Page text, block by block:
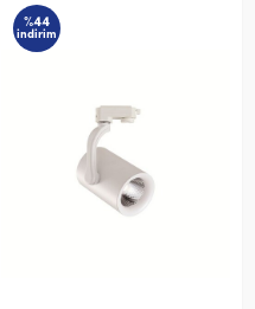
%44
indirim